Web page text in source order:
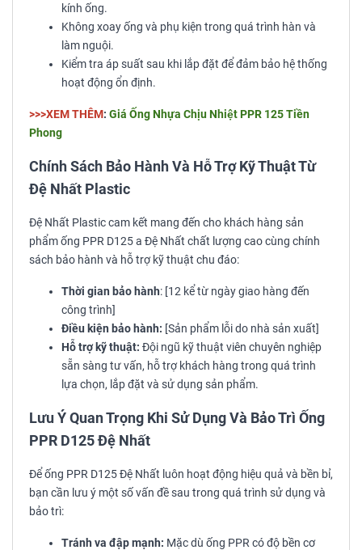
kính ống.
Không xoay ống và phụ kiện trong quá trình hàn và
làm nguội.
Kiểm tra áp suất sau khi lắp đặt để đảm bảo hệ thống
hoạt động ổn định.
>>>XEM THÊM: Giá Ống Nhựa Chịu Nhiệt PPR 125 Tiền
Phong
Chính Sách Bảo Hành Và Hỗ Trợ Kỹ Thuật Từ
Đệ Nhất Plastic
Đệ Nhất Plastic cam kết mang đến cho khách hàng sản
phẩm ống PPR D125 a Đệ Nhất chất lượng cao cùng chính
sách bảo hành và hỗ trợ kỹ thuật chu đáo:
Thời gian bảo hành: [12 kể từ ngày giao hàng đến
công trình]
Điều kiện bảo hành: [Sản phẩm lỗi do nhà sản xuất]
Hỗ trợ kỹ thuật: Đội ngũ kỹ thuật viên chuyên nghiệp
sẵn sàng tư vấn, hỗ trợ khách hàng trong quá trình
lựa chọn, lắp đặt và sử dụng sản phẩm.
Lưu Ý Quan Trọng Khi Sử Dụng Và Bảo Trì Ống
PPR D125 Đệ Nhất
Để ống PPR D125 Đệ Nhất luôn hoạt động hiệu quả và bền bỉ,
bạn cần lưu ý một số vấn đề sau trong quá trình sử dụng và
bảo trì:
Tránh va đập mạnh: Mặc dù ống PPR có độ bền cơ